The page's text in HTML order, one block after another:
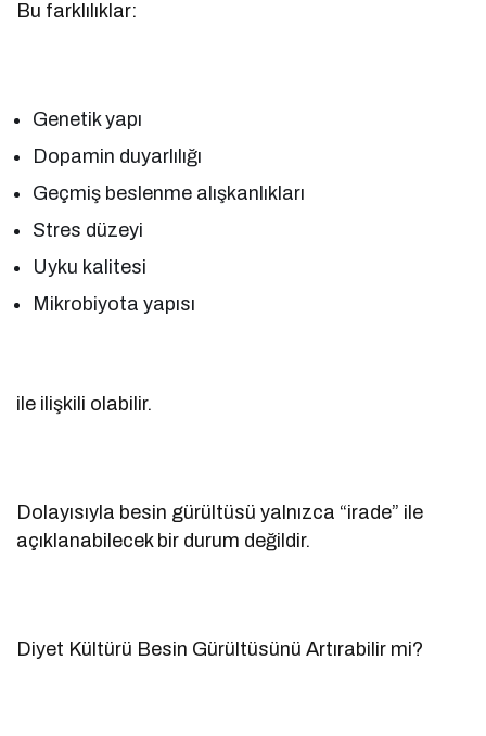
Bu farklılıklar:
Genetik yapı
Dopamin duyarlılığı
Geçmiş beslenme alışkanlıkları
Stres düzeyi
Uyku kalitesi
Mikrobiyota yapısı
ile ilişkili olabilir.
Dolayısıyla besin gürültüsü yalnızca “irade” ile
açıklanabilecek bir durum değildir.
Diyet Kültürü Besin Gürültüsünü Artırabilir mi?